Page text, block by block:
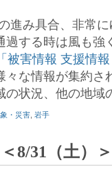
進み具合、非常
過する時は風も強
「被害情報 支援情
な情報が集約さ
の状況、他の地域
・災害 岩手
8/31（土）